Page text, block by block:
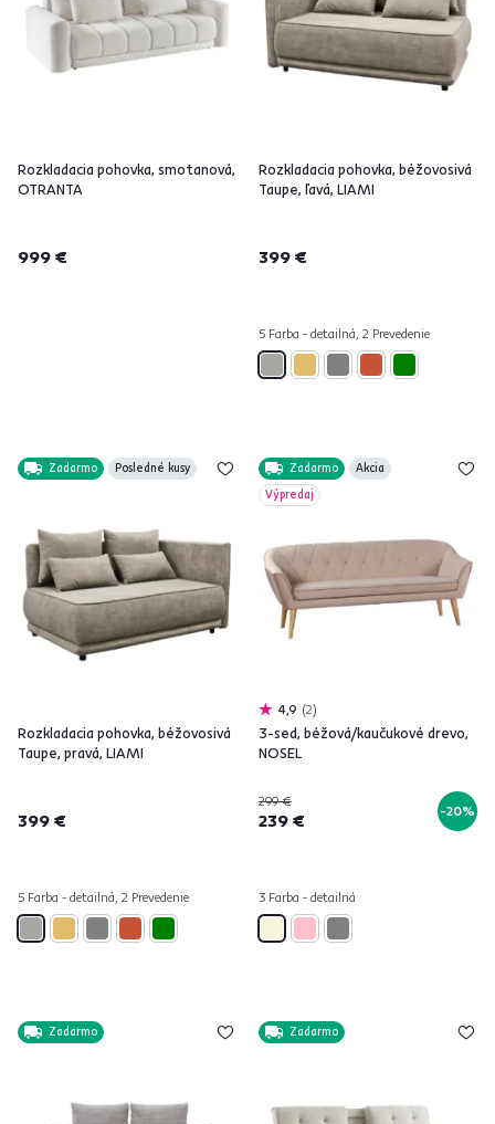
Rozkladacia pohovka, smotanová,
OTRANTA
999 €
Rozkladacia pohovka, béžovosivá
Taupe, ľavá, LIAMI
399 €
5 Farba - detailná, 2 Prevedenie
Zadarmo Posledné kusy
Rozkladacia pohovka, béžovosivá
Taupe, pravá, LIAMI
399 €
5 Farba - detailná, 2 Prevedenie
Zadarmo
Akcia
Výpredaj
4,9 2
3-sed, béžová/kaučukové drevo,
NOSEL
299 €
239 € -20%
3 Farba - detailná
Zadarmo Zadarmo